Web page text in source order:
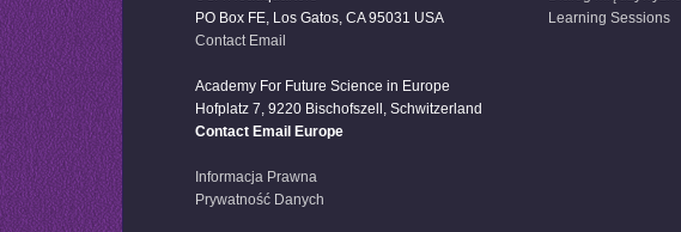
PO Box FE, Los Gatos, CA 95031 USA
Contact Email
Academy For Future Science in Europe
Hofplatz 7, 9220 Bischofszell, Schwitzerland
Contact Email Europe
Informacja Prawna
Prywatność Danych
Learning Sessions